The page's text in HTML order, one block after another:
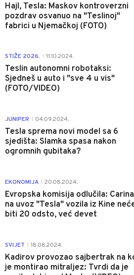
Hajl, Tesla: Maskov kontroverzni
pozdrav osvanuo na "Teslinoj"
fabrici u Njemačkoj (FOTO)
STIŽE 2026. 11.10.2024.
Teslin autonomni robotaksi:
Sjedneš u auto i "sve 4 u vis"
(FOTO/VIDEO)
JUNIPER 04.09.2024.
Tesla sprema novi model sa 6
sjedišta: Slamka spasa nakon
ogromnih gubitaka?
EKONOMIJA 20.08.2024.
Evropska komisija odlučila: Carina
na uvoz "Tesla" vozila iz Kine
biti 20 odsto, već devet
SVIJET 18.08.2024.
Kadirov provozao sajbertrak na
je montirao mitraljez: Tvrdi da je